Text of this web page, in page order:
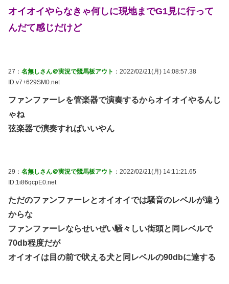
オイオイやらなきゃ何しに現地までG1見に行って
んだて感じだけど
27： 名無しさん＠実況で競馬板アウト ：2022/02/21(月) 14:08:57.38
ID:v7+629SM0.net
ファンファーレを管楽器で演奏するからオイオイやるんじ
ゃね
弦楽器で演奏すればいいやん
29： 名無しさん＠実況で競馬板アウト ：2022/02/21(月) 14:11:21.65
ID:1i86qcpE0.net
ただのファンファーレとオイオイでは騒音のレベルが違う
からな
ファンファーレならせいぜい騒々しい街頭と同レベルで
70db程度だが
オイオイは目の前で吠える犬と同レベルの90dbに達する